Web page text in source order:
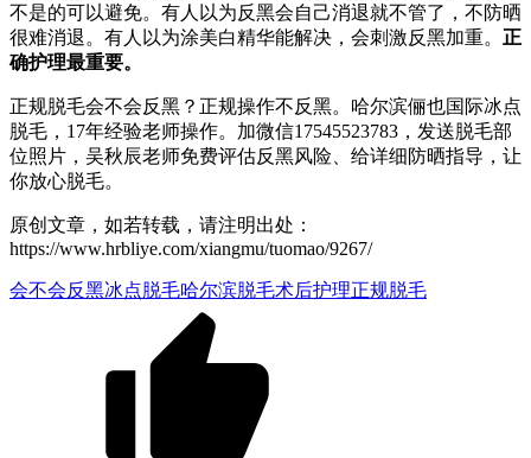
不是的可以避免。有人以为反黑会自己消退就不管了，不防晒
很难消退。有人以为涂美白精华能解决，会刺激反黑加重。 正
确护理最重要。
正规脱毛会不会反黑？正规操作不反黑。哈尔滨俪也国际冰点
脱毛，17年经验老师操作。加微信17545523783，发送脱毛部
位照片，吴秋辰老师免费评估反黑风险、给详细防晒指导，让
你放心脱毛。
原创文章，如若转载，请注明出处：
https://www.hrbliye.com/xiangmu/tuomao/9267/
会不会反黑冰点脱毛哈尔滨脱毛术后护理正规脱毛